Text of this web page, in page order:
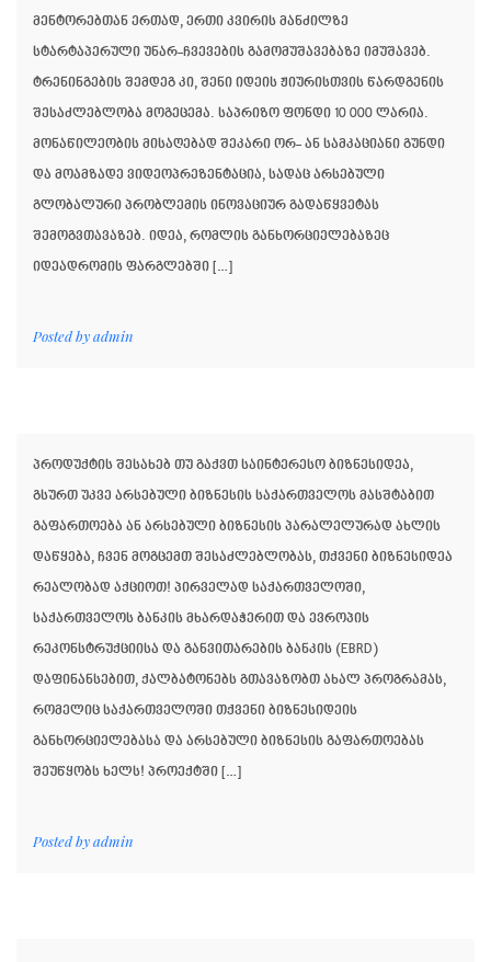
მენტორებთან ერთად, ერთი კვირის მანძილზე
სტარტაპერული უნარ-ჩვევების გამომუშავებაზე იმუშავებ.
ტრენინგების შემდეგ კი, შენი იდეის ჟიურისთვის წარდგენის
შესაძლებლობა მოგეცემა. საპრიზო ფონდი 10 000 ლარია.
მონაწილეობის მისაღებად შეკარი ორ- ან სამკაციანი გუნდი
და მოამზადე ვიდეოპრეზენტაცია, სადაც არსებული
გლობალური პრობლემის ინოვაციურ გადაწყვეტას
შემოგვთავაზებ. იდეა, რომლის განხორციელებაზეც
იდეადრომის ფარგლებში […]
Posted byadmin
პროდუქტის შესახებ თუ გაქვთ საინტერესო ბიზნესიდეა,
გსურთ უკვე არსებული ბიზნესის საქართველოს მასშტაბით
გაფართოება ან არსებული ბიზნესის პარალელურად ახლის
დაწყება, ჩვენ მოგცემთ შესაძლებლობას, თქვენი ბიზნესიდეა
რეალობად აქციოთ! პირველად საქართველოში,
საქართველოს ბანკის მხარდაჭერით და ევროპის
რეკონსტრუქციისა და განვითარების ბანკის (EBRD)
დაფინანსებით, ქალბატონებს გთავაზობთ ახალ პროგრამას,
რომელიც საქართველოში თქვენი ბიზნესიდეის
განხორციელებასა და არსებული ბიზნესის გაფართოებას
შეუწყობს ხელს! პროექტში […]
Posted byadmin